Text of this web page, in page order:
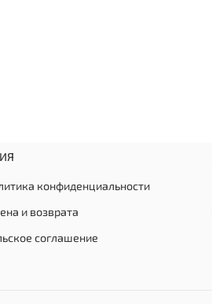
конфиденциальности
и возврата
соглашение